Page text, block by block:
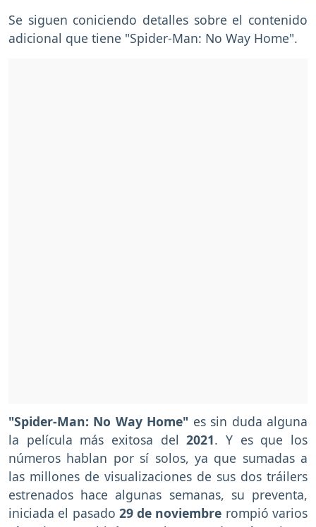
Se siguen coniciendo detalles sobre el contenido
adicional que tiene "Spider-Man: No Way Home".
"Spider-Man: No Way Home" es sin duda alguna
la película más exitosa del2021. Y es que los
números hablan por sí solos, ya que sumadas a
las millones de visualizaciones de sus dos tráilers
estrenados hace algunas semanas, su preventa,
iniciada el pasado 29 de noviembre rompió varios